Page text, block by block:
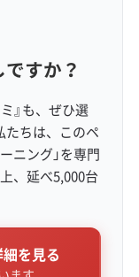
グが比較的安
す。一方、田
貸しの駐車場
が駐車場所を
額な駐車料金
すか？
』も、ぜひ選
たちは、このペ
ニング」を専門
、延べ5,000台
を見る